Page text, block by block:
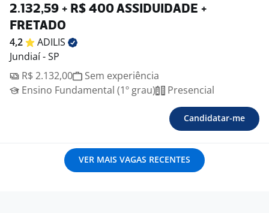
2.132,59 + R$ 400 ASSIDUIDADE +
FRETADO
4,2
ADILIS
Jundiaí - SP
R$ 2.132,00
Sem experiência
Ensino Fundamental (1º grau)
Presencial
Candidatar-me
VER MAIS VAGAS RECENTES